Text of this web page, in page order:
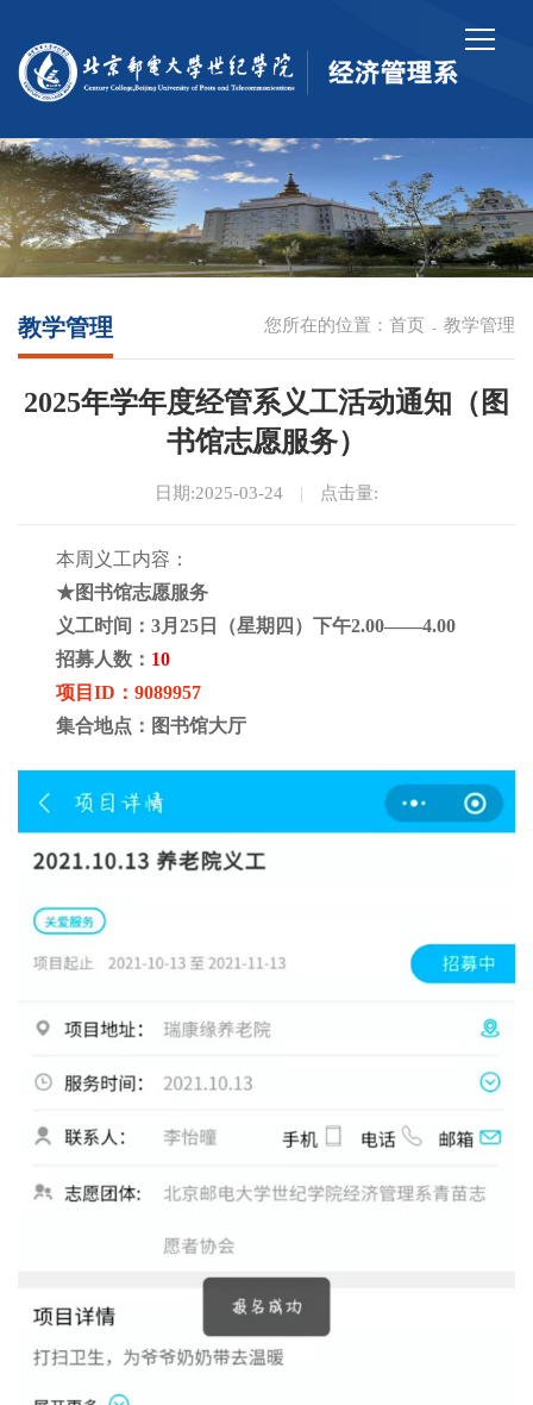
您所在的位置： 首页 - 教学管理
教学管理
2025年学年度经管系义工活动通知（图
书馆志愿服务）
日期:2025-03-24 | 点击量:
本周义工内容：
★图书馆志愿服务
义工时间： 3月25日（星期四）下午2.00——4.00
招募人数： 10
项目 ID：9089957
集合地点：图书馆大厅